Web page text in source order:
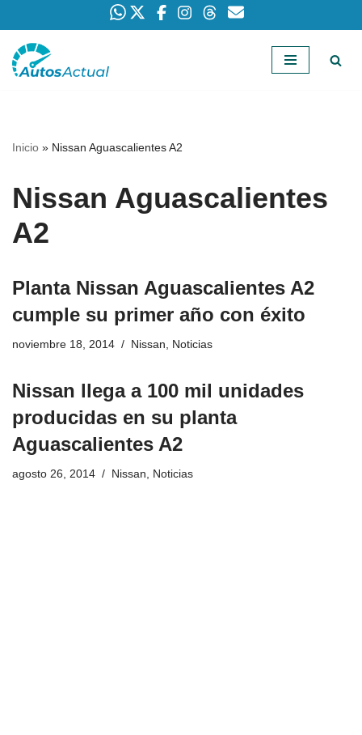
Saltar
Inicio » Nissan Aguascalientes A2
Nissan Aguascalientes
A2
Planta Nissan Aguascalientes A2
cumple su primer año con éxito
noviembre 18, 2014 Nissan, Noticias
Nissan llega a 100 mil unidades
producidas en su planta
Aguascalientes A2
agosto 26, 2014 Nissan, Noticias